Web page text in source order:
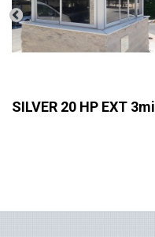
SILVER 20 HP EXT 3mil